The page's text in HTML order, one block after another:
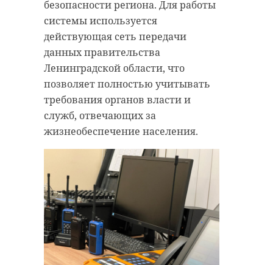
безопасности региона. Для работы
системы используется
действующая сеть передачи
данных правительства
Ленинградской области, что
позволяет полностью учитывать
требования органов власти и
служб, отвечающих за
жизнеобеспечение населения.